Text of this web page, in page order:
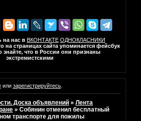
на нас в ВКОНТАКТЕ ОДНОКЛАСНИКИ
страницах сайта упоминается фейсбук
знайте, что в России они признаны
экстремистскими
или зарегистрируйтесь.
Доска объявлений »Лента
»Собянин отменил бесплатный
транспорте для пожилы